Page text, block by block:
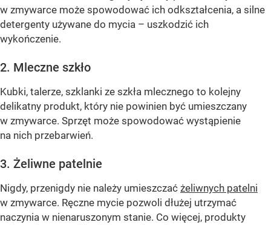
w zmywarce może spowodować ich odkształcenia, a silne
detergenty używane do mycia – uszkodzić ich
wykończenie.
2. Mleczne szkło
Kubki, talerze, szklanki ze szkła mlecznego to kolejny
delikatny produkt, który nie powinien być umieszczany
w zmywarce. Sprzęt może spowodować wystąpienie
na nich przebarwień.
3. Żeliwne patelnie
Nigdy, przenigdy nie należy umieszczać żeliwnych patelni
w zmywarce. Ręczne mycie pozwoli dłużej utrzymać
naczynia w nienaruszonym stanie. Co więcej, produkty